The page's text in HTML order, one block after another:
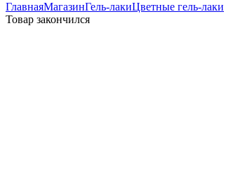
ГлавнаяМагазинГель-лакиЦветные гель-лаки
Товар закончился